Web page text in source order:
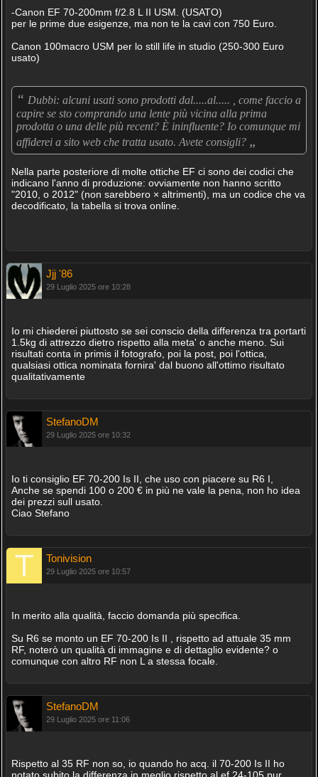
-Canon EF 70-200mm f/2.8 L II USM. (USATO)
per le prime due esigenze, ma non te la cavi con 750 Euro.
Canon 100macro USM per lo still life in studio (250-300 Euro
usato)
“ Dubbi: alcuni usati sono prodotti dal.....al..... , come faccio a
capire se sto comprando una lente più vicina alla prima
prodotta o una delle più recent? È ininfluente? Io comunque mi
affiderei a sito web che tratta usato. Avete consigli? „
Nella parte posteriore di molte ottiche EF ci sono dei codici che
indicano l'anno di produzione: ovviamente non hanno scritto
"2010, o 2012" (non sarebbero × altrimenti), ma un codice che va
decodificato, la tabella si trova online.
Jjj '86
29 Luglio 2025 ore 10:28
Io mi chiederei piuttosto se sei conscio della differenza tra portarti
1.5kg di attrezzo dietro rispetto alla meta' o anche meno. Sui
risultati conta in primis il fotografo, poi la post, poi l'ottica,
qualsiasi ottica nominata fornira' dal buono all'ottimo risultato
qualitativamente
StefanoDM
29 Luglio 2025 ore 10:32
Io ti consiglio EF 70-200 Is II, che uso con piacere su R6 I,
Anche se spendi 100 o 200 € in più ne vale la pena, non ho idea
dei prezzi sull usato.
Ciao Stefano
Tonivision
29 Luglio 2025 ore 10:57
In merito alla qualità, faccio domanda più specifica.
Su R6 se monto un EF 70-200 Is II , rispetto ad attuale 35 mm
RF, noterò un qualità di immagine e di dettaglio evidente? o
comunque con altro RF non L a stessa focale.
StefanoDM
29 Luglio 2025 ore 11:06
Rispetto al 35 RF non so, io quando ho acq. il 70-200 Is II ho